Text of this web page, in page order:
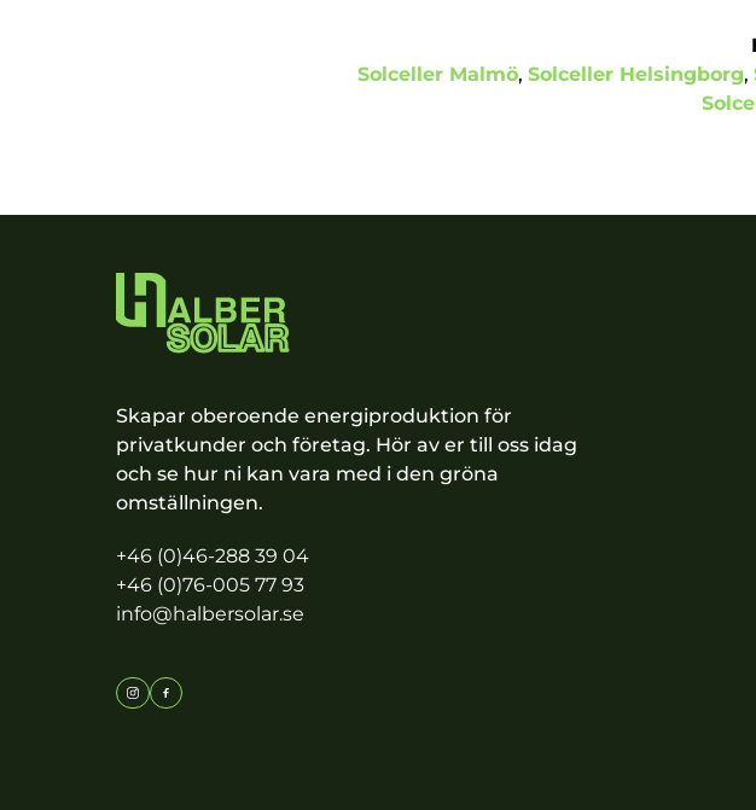
Solceller Malmö, Solceller Helsingborg,
Skapar oberoende energiproduktion för
privatkunder och företag. Hör av er till oss idag
och se hur ni kan vara med i den gröna
omställningen.
+46 (0)46-288 39 04
+46 (0)76-005 77 93
info@halbersolar.se